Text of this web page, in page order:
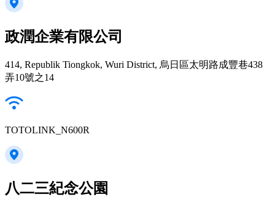
政潤企業有限公司
414, Republik Tiongkok, Wuri District, 烏日區太明路成豐巷438
弄10號之14
TOTOLINK_N600R
八二三紀念公園